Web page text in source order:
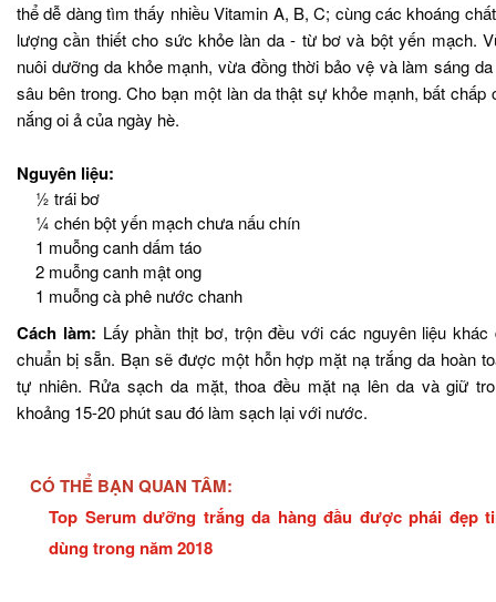
thể dễ dàng tìm thấy nhiều Vitamin A, B, C; cùng các khoáng
lượng cần thiết cho sức khỏe làn da - từ bơ và bột yến mạch.
nuôi dưỡng da khỏe mạnh, vừa đồng thời bảo vệ và làm sáng
sâu bên trong. Cho bạn một làn da thật sự khỏe mạnh, bất chấp
nắng oi ả của ngày hè.
Nguyên liệu:
½ trái bơ
¼ chén bột yến mạch chưa nấu chín
1 muỗng canh dấm táo
2 muỗng canh mật ong
1 muỗng cà phê nước chanh
Cách làm: Lấy phần thịt bơ, trộn đều với các nguyên liệu khác
chuẩn bị sẵn. Bạn sẽ được một hỗn hợp mặt nạ trắng da hoàn
tự nhiên. Rửa sạch da mặt, thoa đều mặt nạ lên da và giữ
khoảng 15-20 phút sau đó làm sạch lại với nước.
CÓ THỂ BẠN QUAN TÂM:
Top Serum dưỡng trắng da hàng đầu được phái đẹp
dùng trong năm 2018